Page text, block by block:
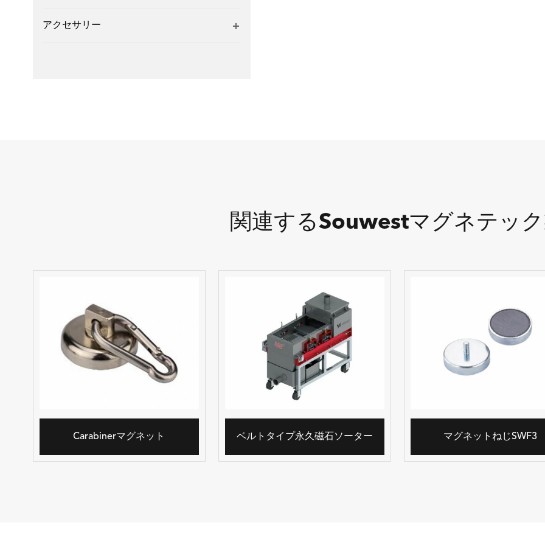
アクセサリー
関連するSouwestマグネテッ
Carabinerマグネット ベルトタイプ永久磁石ソーター マグネットねじSWF3